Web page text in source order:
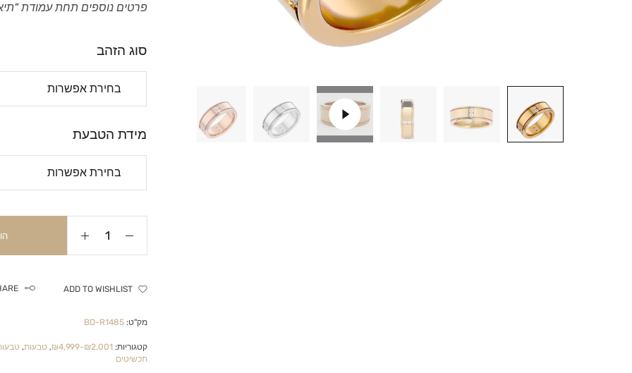
פרטים נוספים תחת עמודת
סוג הזהב
מידת הטבעת
ADD TO WISHLIST
מק"ט: BD-R1485
קטגוריות: ₪2,001-₪4,999
, טבעות,
תכשיטים